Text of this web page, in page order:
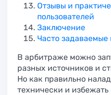
Отзывы и
пользователей
Заключение
Часто задаваемые
В арбитраже можно
разных источников и
Но как правильно
технически и